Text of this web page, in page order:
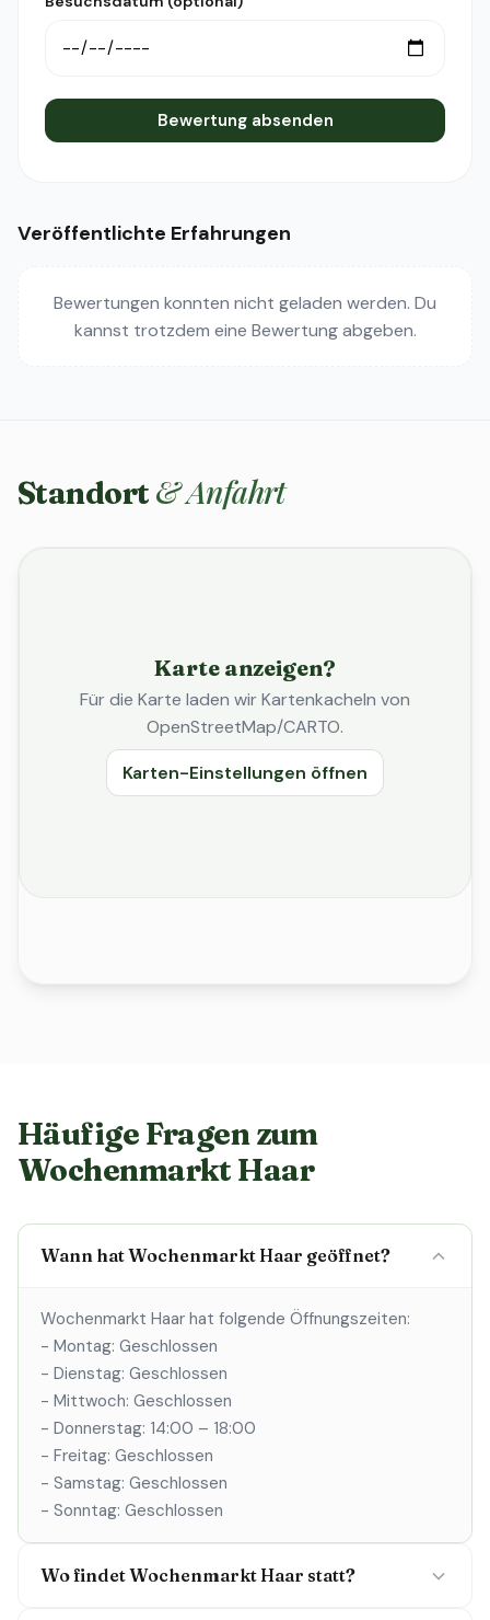
Bewertung absenden
Veröffentlichte Erfahrungen
Bewertungen konnten nicht geladen werden. Du
kannst trotzdem eine Bewertung abgeben.
Standort & Anfahrt
Karte anzeigen?
Für die Karte laden wir Kartenkacheln von
OpenStreetMap/CARTO.
Karten-Einstellungen öffnen
Häufige Fragen zum
Wochenmarkt Haar
Wann hat Wochenmarkt Haar geöffnet?
Wochenmarkt Haar hat folgende Öffnungszeiten:
- Montag: Geschlossen
- Dienstag: Geschlossen
- Mittwoch: Geschlossen
- Donnerstag: 14:00 – 18:00
- Freitag: Geschlossen
- Samstag: Geschlossen
- Sonntag: Geschlossen
Wo findet Wochenmarkt Haar statt?